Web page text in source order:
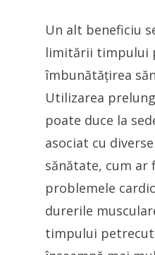
Un alt beneficiu
limitării timpului
îmbunătățirea
Utilizarea
poate duce la
asociat cu
sănătate, cum ar
problemele
durerile
timpului